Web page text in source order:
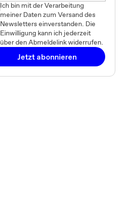
Ich bin mit der Verarbeitung
meiner Daten zum Versand des
Newsletters einverstanden. Die
Einwilligung kann ich jederzeit
über den Abmeldelink widerrufen.
Jetzt abonnieren